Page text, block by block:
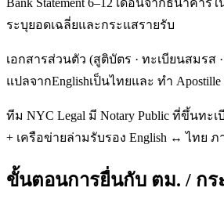
Bank Statement 6–12 เดือนจากธนาคา
ระบุยอดเฉลี่ยและกระแสรายรับ
เอกสารส่วนตัว (สูติบัตร · ทะเบียนสมรส ·
แปลจากEnglishเป็นไทยและ ทำ
ทีม NYC Legal มี Notary Public ที่ขึ้นทะ
+ เครือข่ายล่ามรับรอง English ↔ ไทย ภ
ขั้นตอนการยื่นกับ ตม. / กร